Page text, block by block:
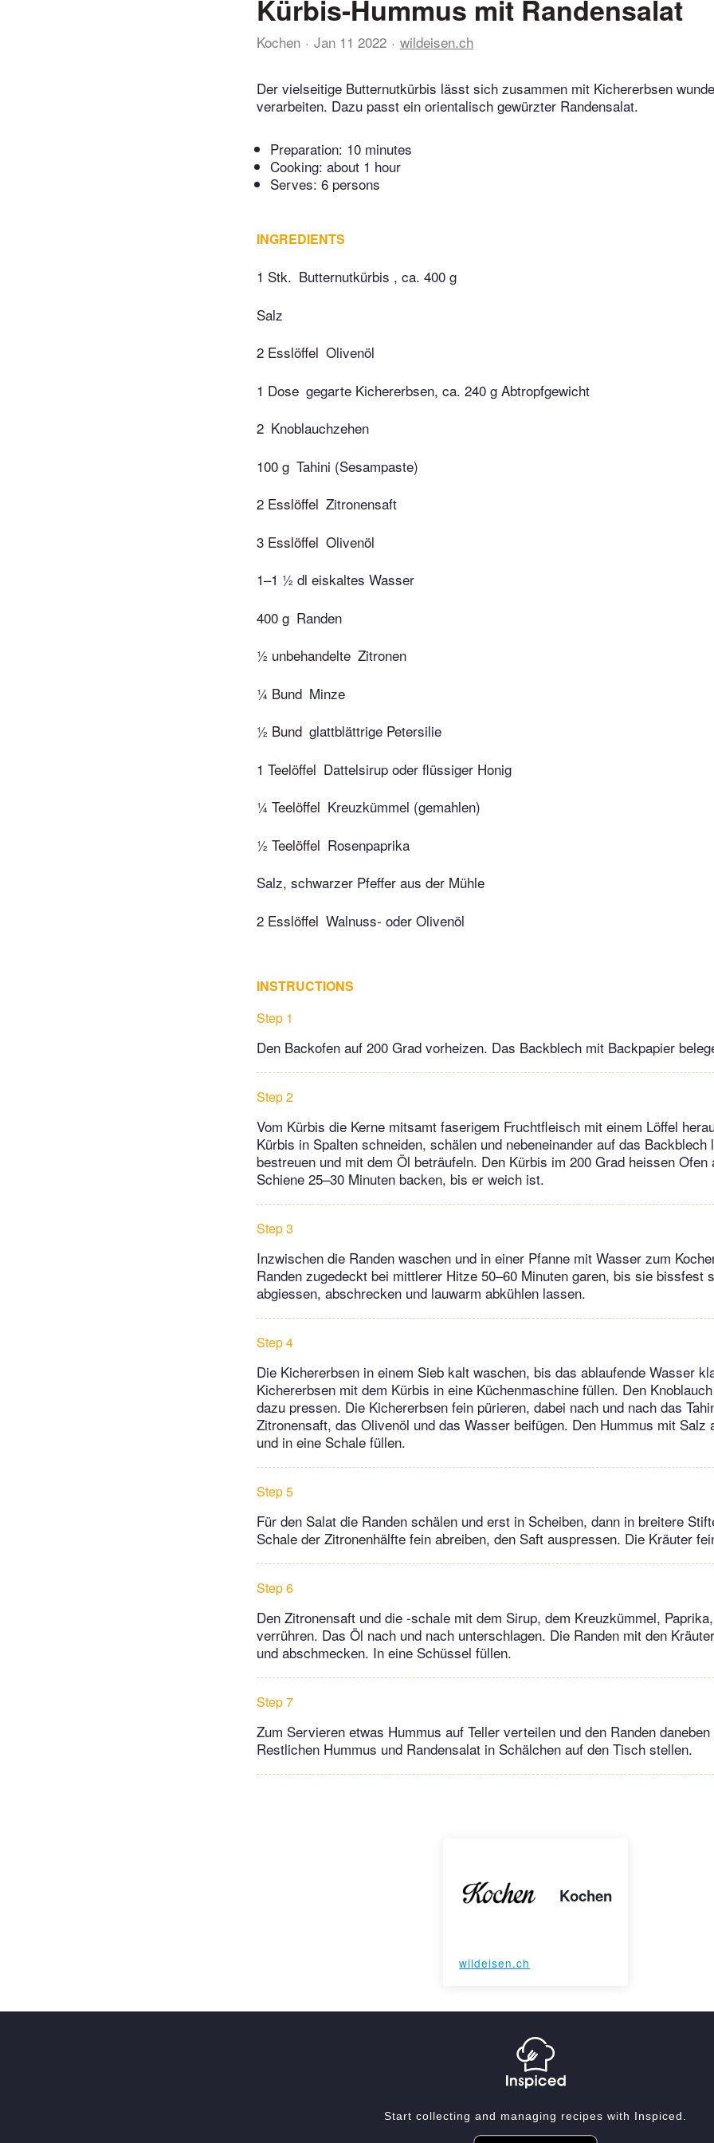
Kürbis-Hummus mit Randensalat
Kochen Jan 11 2022 wildeisen.ch
Der vielseitige Butternutkürbis lässt sich zusammen mit Kichererbsen
verarbeiten. Dazu passt ein orientalisch gewürzter Randensalat.
Preparation: 10 minutes
Cooking: about 1 hour
Serves: 6 persons
INGREDIENTS
1 Stk. Butternutkürbis , ca. 400 g
Salz
2 Esslöffel Olivenöl
1 Dose gegarte Kichererbsen, ca. 240 g Abtropfgewicht
2 Knoblauchzehen
100 g Tahini (Sesampaste)
2 Esslöffel Zitronensaft
3 Esslöffel Olivenöl
1–1 ½ dl eiskaltes Wasser
400 g Randen
½ unbehandelte Zitronen
¼ Bund Minze
½ Bund glattblättrige Petersilie
1 Teelöffel Dattelsirup oder flüssiger Honig
¼ Teelöffel Kreuzkümmel (gemahlen)
½ Teelöffel Rosenpaprika
Salz, schwarzer Pfeffer aus der Mühle
2 Esslöffel Walnuss- oder Olivenöl
INSTRUCTIONS
Step 1
Den Backofen auf 200 Grad vorheizen. Das Backblech mit Backpapier
Step 2
Vom Kürbis die Kerne mitsamt faserigem Fruchtfleisch mit einem Löffel
Kürbis in Spalten schneiden, schälen und nebeneinander auf das Backblech
bestreuen und mit dem Öl beträufeln. Den Kürbis im 200 Grad heissen
Schiene 25–30 Minuten backen, bis er weich ist.
Step 3
Inzwischen die Randen waschen und in einer Pfanne mit Wasser zum
Randen zugedeckt bei mittlerer Hitze 50–60 Minuten garen, bis sie bissfest
abgiessen, abschrecken und lauwarm abkühlen lassen.
Step 4
Die Kichererbsen in einem Sieb kalt waschen, bis das ablaufende Wasser
Kichererbsen mit dem Kürbis in eine Küchenmaschine füllen. Den
dazu pressen. Die Kichererbsen fein pürieren, dabei nach und nach das
Zitronensaft, das Olivenöl und das Wasser beifügen. Den Hummus mit Salz
und in eine Schale füllen.
Step 5
Für den Salat die Randen schälen und erst in Scheiben, dann in breitere
Schale der Zitronenhälfte fein abreiben, den Saft auspressen. Die Kräuter
Step 6
Den Zitronensaft und die -schale mit dem Sirup, dem Kreuzkümmel,
verrühren. Das Öl nach und nach unterschlagen. Die Randen mit den
und abschmecken. In eine Schüssel füllen.
Step 7
Zum Servieren etwas Hummus auf Teller verteilen und den Randen
Restlichen Hummus und Randensalat in Schälchen auf den Tisch stellen.
Kochen
wildeisen.ch
Start collecting and managing recipes with Inspiced.